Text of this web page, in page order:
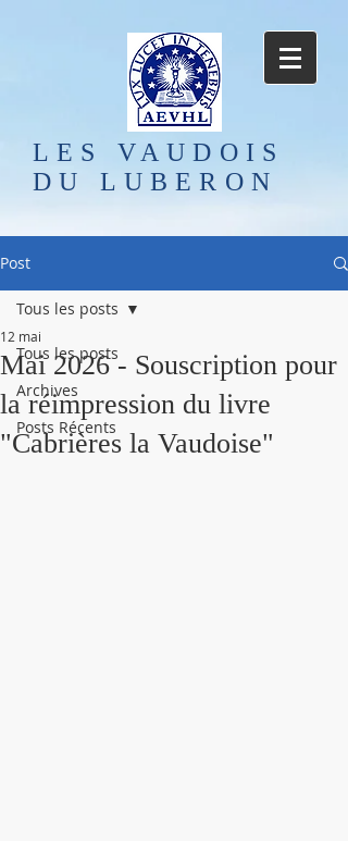
LES VAUDOIS
DU LUBERON
Post
Tous les posts
Archives
Posts Récents
Tous les posts
Mai 2026 - Souscription pour
la réimpression du livre
"Cabrières la Vaudoise"
12 mai